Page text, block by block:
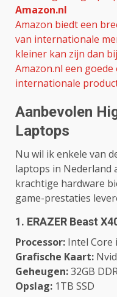
Amazon.nl
Amazon biedt een
van internationale
kleiner kan zijn dan
Amazon.nl een
internationale
Aanbevolen
Laptops
Nu wil ik enkele van
laptops in Nederland
krachtige hardware
game-prestaties
1. ERAZER Beast
Processor: Intel Core
Grafische Kaart:
Geheugen:32GB
Opslag: 1TB SSD